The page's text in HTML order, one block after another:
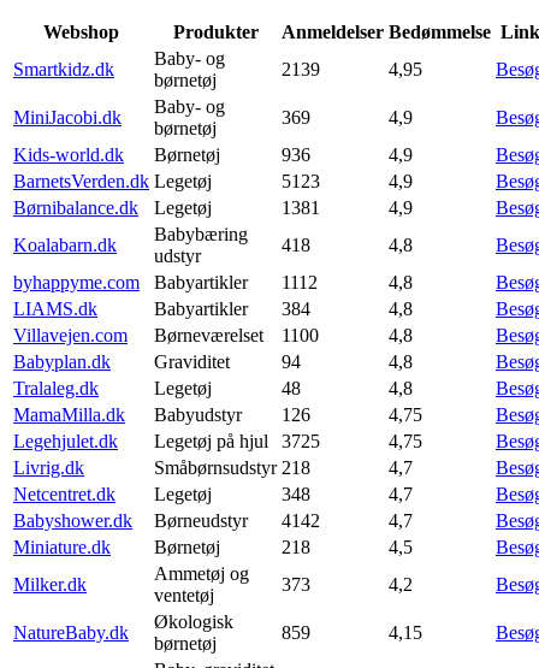
Webshop Produkter Anmeldelser Bedømmelse Link
Smartkidz.dk
Baby- og
børnetøj
2139 4,95
MiniJacobi.dk
Baby- og
børnetøj
369 4,9
Kids-world.dk
Børnetøj 936 4,9
BarnetsVerden.dk Legetøj 5123 4,9
Børnibalance.dk
Legetøj 1381 4,9
Koalabarn.dk
Babybæring
udstyr
418 4,8
byhappyme.com
Babyartikler 1112 4,8
LIAMS.dk
Babyartikler 384 4,8
Villavejen.com
Børneværelset 1100 4,8
Babyplan.dk
Graviditet 94 4,8
Tralaleg.dk
Legetøj 48 4,8
MamaMilla.dk
Babyudstyr 126 4,75
Legehjulet.dk
Legetøj på hjul 3725 4,75
Livrig.dk
Småbørnsudstyr 218 4,7
Netcentret.dk
Legetøj 348 4,7
Babyshower.dk
Børneudstyr 4142 4,7
Miniature.dk
Børnetøj 218 4,5
Milker.dk
Ammetøj og
ventetøj
373 4,2
NatureBaby.dk
Økologisk
børnetøj
859 4,15